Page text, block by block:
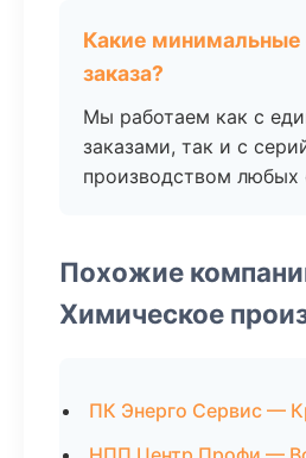
Какие
заказа?
Мы работаем как с
заказами, так и с
производством любых
Похожие
Химическое
ПК Энерго Сервис —